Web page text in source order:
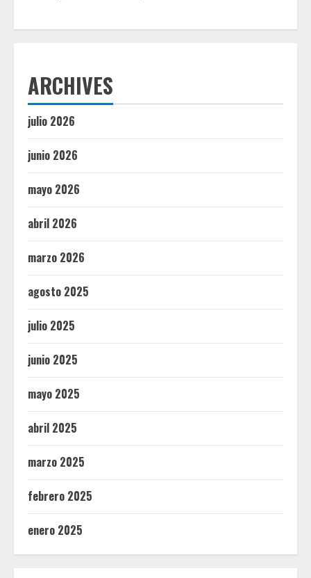
ARCHIVES
julio 2026
junio 2026
mayo 2026
abril 2026
marzo 2026
agosto 2025
julio 2025
junio 2025
mayo 2025
abril 2025
marzo 2025
febrero 2025
enero 2025